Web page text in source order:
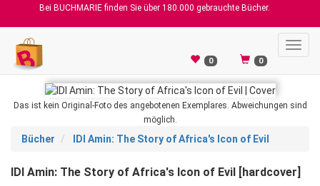
Bei BUCHMARIE finden Sie über 180.000 gebrauchte Bücher.
0 0
Das ist kein Original-Foto des angebotenen Exemplares. Abweichungen sind
möglich.
Bücher IDI Amin: The Story of Africa's Icon of Evil
IDI Amin: The Story of Africa's Icon of Evil [hardcover]